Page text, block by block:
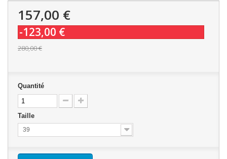
157,00 €
-123,00 €
280,00 €
Quantité
Taille
39